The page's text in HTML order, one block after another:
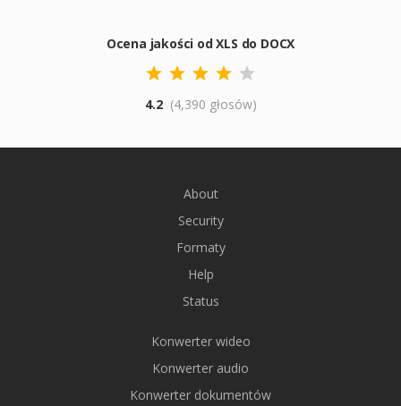
Ocena jakości od XLS do DOCX
4.2 (4,390 głosów)
About
Security
Formaty
Help
Status
Konwerter wideo
Konwerter audio
Konwerter dokumentów